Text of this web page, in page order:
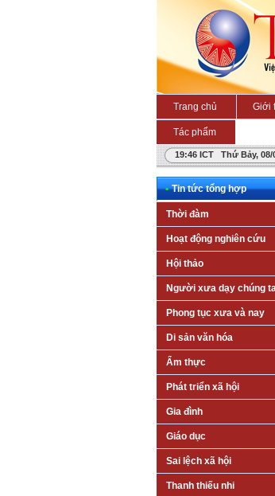
Trang chủ Giới
Tác phẩm
19:46 ICT Thứ Bảy, 08/
• Tin tức tổng hợp
Thời đàm
Hoạt động nghiên cứu
Hội thảo
Người xưa dạy chúng
Phong tục xưa và nay
Di sản văn hóa
Ẩm thực
Phát triển xã hội
Gia đình
Giáo dục
Sai lệch xã hội
Thanh thiếu nhi